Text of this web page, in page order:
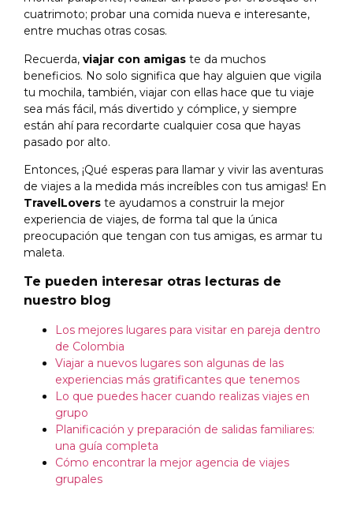
cuatrimoto; probar una comida nueva e interesante,
entre muchas otras cosas.
Recuerda, viajar con amigas te da muchos
beneficios. No solo significa que hay alguien que vigila
tu mochila, también, viajar con ellas hace que tu viaje
sea más fácil, más divertido y cómplice, y siempre
están ahí para recordarte cualquier cosa que hayas
pasado por alto.
Entonces, ¡Qué esperas para llamar y vivir las aventuras
de viajes a la medida más increíbles con tus amigas! En
TravelLovers te ayudamos a construir la mejor
experiencia de viajes, de forma tal que la única
preocupación que tengan con tus amigas, es armar tu
maleta.
Te pueden interesar otras lecturas de
nuestro blog
Los mejores lugares para visitar en pareja dentro
de Colombia
Viajar a nuevos lugares son algunas de las
experiencias más gratificantes que tenemos
Lo que puedes hacer cuando realizas viajes en
grupo
Planificación y preparación de salidas familiares:
una guía completa
Cómo encontrar la mejor agencia de viajes
grupales